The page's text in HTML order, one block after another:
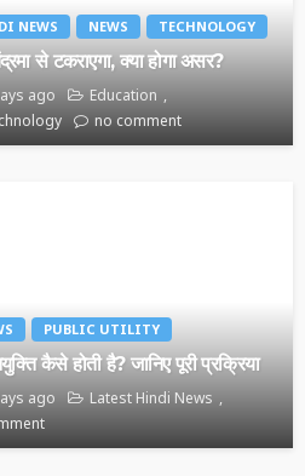
NEWS NEWS TECHNOLOGY
से टकराएगा, क्या होगा असर?
ago
Education
no comment
PUBLIC UTILITY
कैसे होती है? जानिए पूरी प्रक्रिया
ago
Latest Hindi News